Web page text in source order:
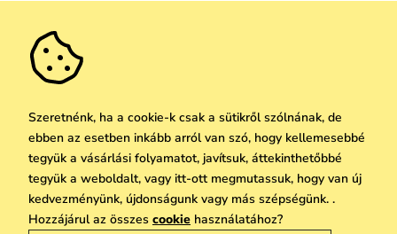
+36 1 808 9989
Gyakori kérdések
Anyagok és karbantartás
Visszaküldés és reklamáció
Egyéb információk
Rólunk
Karrier
Ajándék utalványok
Vállalatok számára
We Care
Vuchlook
Üzletek
Praha
Ne maradj le semmiről!
Feliratkozni
A személyes adatok védelmének alapelveiitt
Copyright © 2026 Vuch s.r.o. Minden jog fenntartva. Technikailag biztosítja
Simplia.cz
Szeretnénk, ha a cookie-k csak a sütikről szólnának, de
ebben az esetben inkább arról van szó, hogy kellemesebbé
tegyük a vásárlási folyamatot, javítsuk, áttekinthetőbbé
tegyük a weboldalt, vagy itt-ott megmutassuk, hogy van új
kedvezményünk, újdonságunk vagy más szépségünk. .
Hozzájárul az összes cookie használatához?